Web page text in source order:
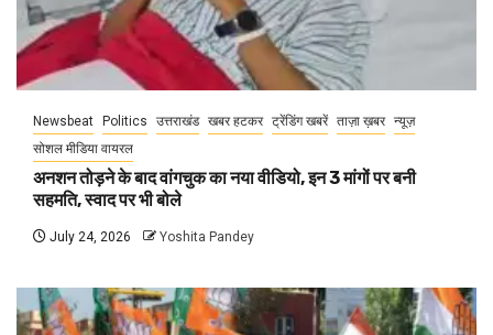
Newsbeat Politics उत्तराखंड खबर हटकर ट्रेंडिंग खबरें ताज़ा ख़बर न्यूज़
सोशल मीडिया वायरल
अनशन तोड़ने के बाद वांगचुक का नया वीडियो, इन 3 मांगों पर बनी
सहमति, स्वाद पर भी बोले
July 24, 2026 Yoshita Pandey